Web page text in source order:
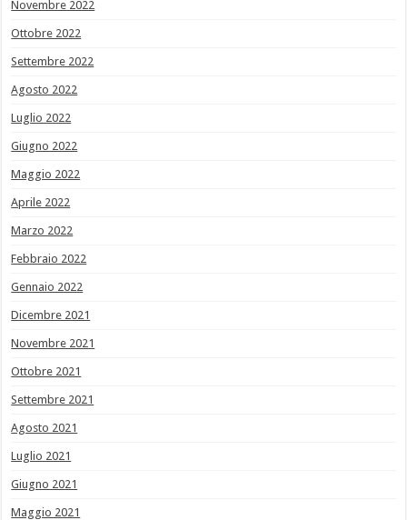
Novembre 2022
Ottobre 2022
Settembre 2022
Agosto 2022
Luglio 2022
Giugno 2022
Maggio 2022
Aprile 2022
Marzo 2022
Febbraio 2022
Gennaio 2022
Dicembre 2021
Novembre 2021
Ottobre 2021
Settembre 2021
Agosto 2021
Luglio 2021
Giugno 2021
Maggio 2021